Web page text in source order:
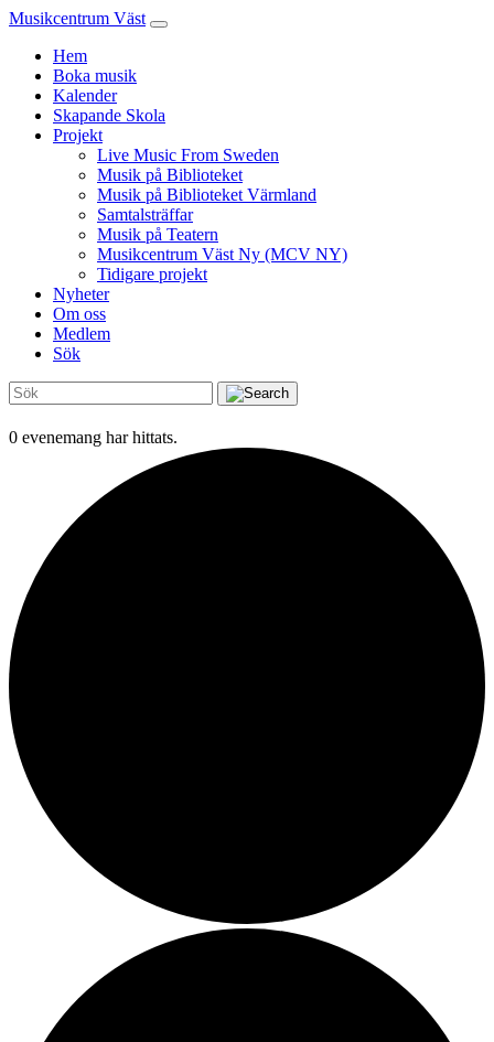
Musikcentrum Väst
Hem
Boka musik
Kalender
Skapande Skola
Projekt
Live Music From Sweden
Musik på Biblioteket
Musik på Biblioteket Värmland
Samtalsträffar
Musik på Teatern
Musikcentrum Väst Ny (MCV NY)
Tidigare projekt
Nyheter
Om oss
Medlem
Sök
0 evenemang har hittats.